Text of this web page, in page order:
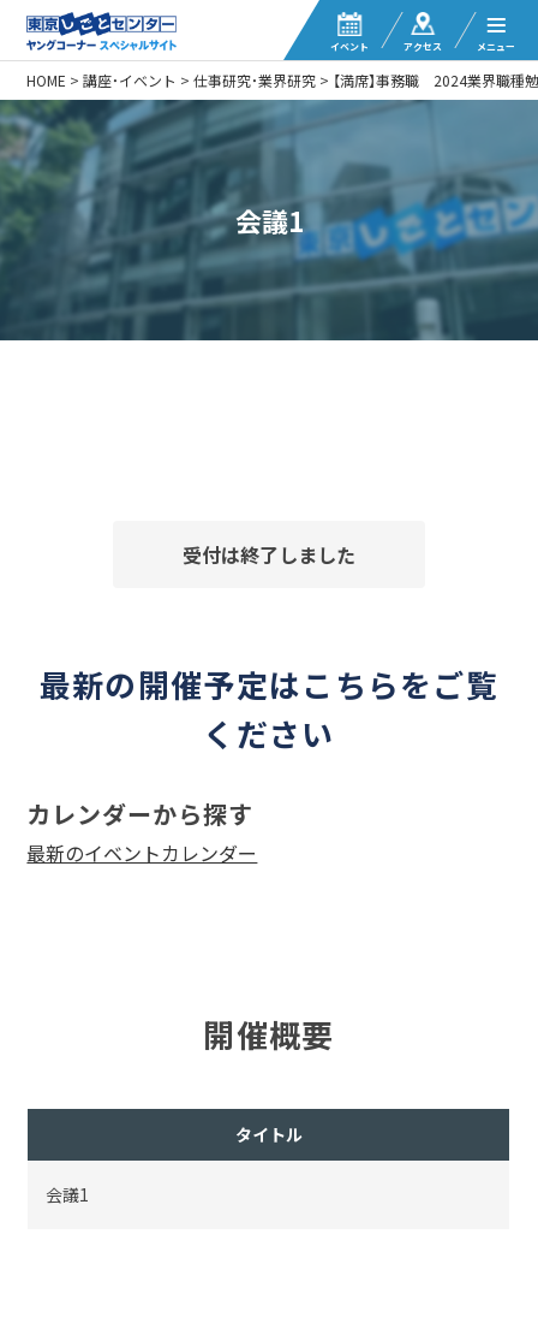
イベント アクセス メニュー
HOME >講座・イベント >仕事研究・業界研究 > 【満席】事務職 2024業界職
会議1
受付は終了しました
最新の開催予定はこちらをご覧
ください
カレンダーから探す
最新のイベントカレンダー
開催概要
タイトル
会議1